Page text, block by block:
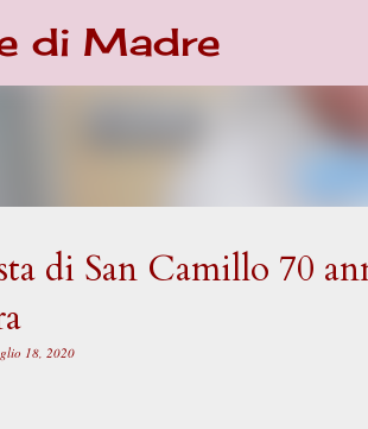
di Madre
di San Camillo 70
18, 2020